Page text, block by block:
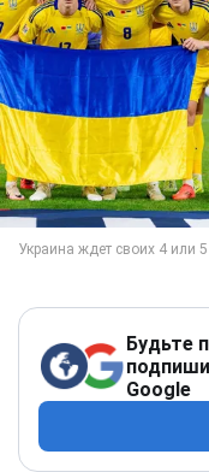
Будьте
Google